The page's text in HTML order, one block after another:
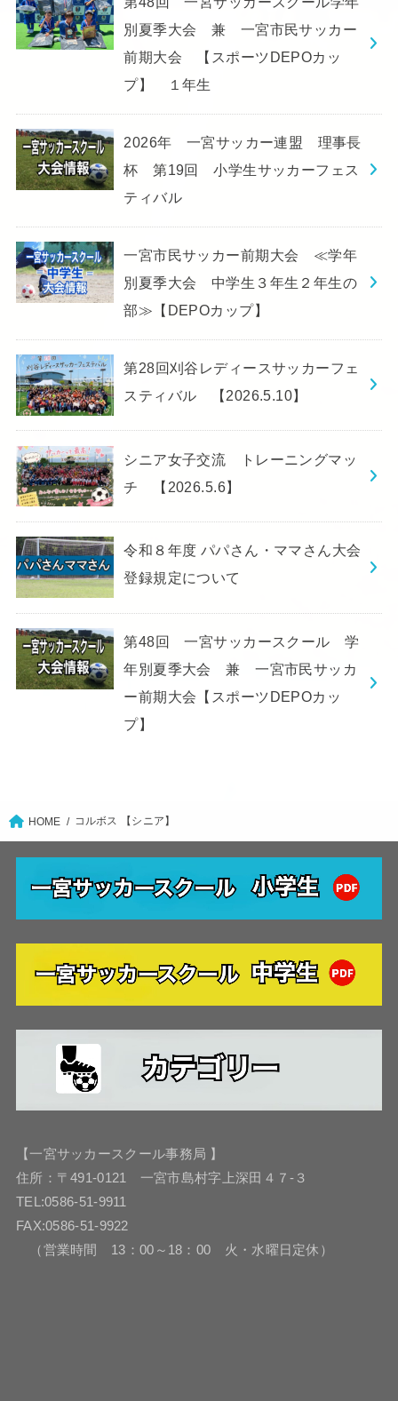
別夏季大会 兼 一宮市民サッカー
前期大会 【スポーツDEPOカッ
プ】 １年生
2026年 一宮サッカー連盟 理事長
杯 第19回 小学生サッカーフェス
ティバル
一宮市民サッカー前期大会 ≪学年
別夏季大会 中学生３年生２年生の
部≫【DEPOカップ】
第28回刈谷レディースサッカーフェ
スティバル 【2026.5.10】
シニア女子交流 トレーニングマッ
チ 【2026.5.6】
令和８年度 パパさん・ママさん大会
登録規定について
第48回 一宮サッカースクール 学
年別夏季大会 兼 一宮市民サッカ
ー前期大会【スポーツDEPOカッ
プ】
HOME コルボス 【シニア】
【一宮サッカースクール事務局 】
住所：〒491-0121 一宮市島村字上深田４７-３
TEL:0586-51-9911
FAX:0586-51-9922
（営業時間 13：00～18：00 火・水曜日定休）